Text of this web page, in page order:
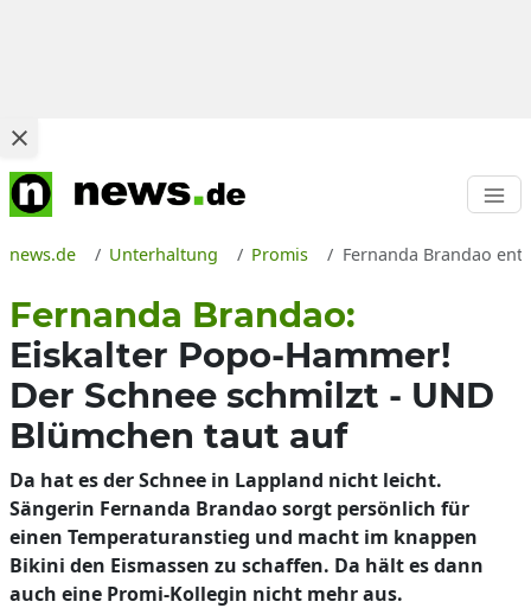
news.de Unterhaltung Promis Fernanda Brandao
Fernanda Brandao:
Eiskalter Popo-Hammer!
Der Schnee schmilzt - UND
Blümchen taut auf
Da hat es der Schnee in Lappland nicht leicht.
Sängerin Fernanda Brandao sorgt persönlich für
einen Temperaturanstieg und macht im knappen
Bikini den Eismassen zu schaffen. Da hält es dann
auch eine Promi-Kollegin nicht mehr aus.